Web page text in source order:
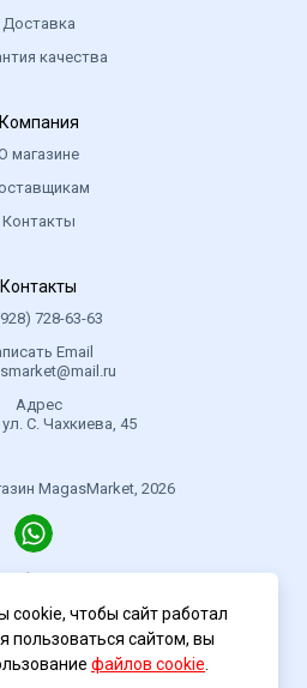
Доставка
качества
Компания
магазине
Контакты
Контакты
728-63-63
Email
Адрес
С. Чахкиева, 45
MagasMarket, 2026
чтобы сайт работал
пользоваться сайтом, вы
файлов cookie